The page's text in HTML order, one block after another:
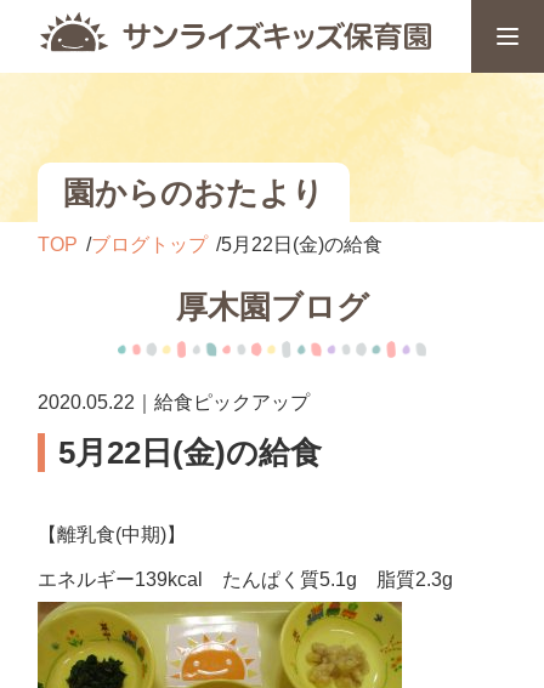
園からのおたより
TOP ブログトップ 5月22日(金)の給食
厚木園ブログ
2020.05.22｜給食ピックアップ
5月22日(金)の給食
【離乳食(中期)】
エネルギー139kcal たんぱく質5.1g 脂質2.3g